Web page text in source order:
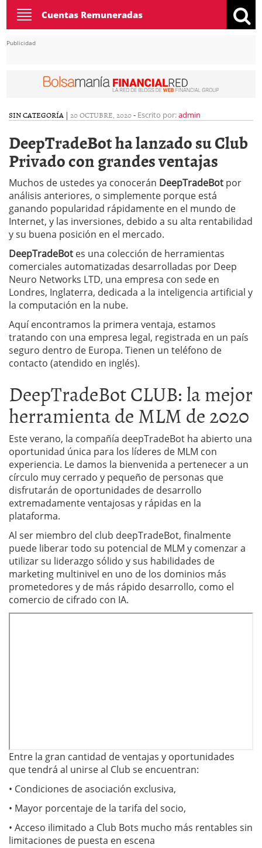
Toggle
navigation
Cuentas Remuneradas
Publicidad
SIN CATEGORÍA | 20 OCTUBRE, 2020- Escrito por:admin
DeepTradeBot ha lanzado su Club
Privado con grandes ventajas
Muchos de ustedes ya conocerán DeepTradeBot por
análisis anteriores, o simplemente porque está
ganando popularidad rápidamente en el mundo de
Internet, y las inversiones, debido a su alta rentabilidad
y su buena posición en el mercado.
DeepTradeBot es una colección de herramientas
comerciales automatizadas desarrolladas por Deep
Neuro Networks LTD, una empresa con sede en
Londres, Inglaterra, dedicada a la inteligencia artificial y
la computación en la nube.
Aquí encontramos la primera ventaja, estamos
tratando con una empresa legal, registrada en un país
seguro dentro de Europa. Tienen un teléfono de
contacto (atendido en inglés).
DeepTradeBot CLUB: la mejor
herramienta de MLM de 2020
Este verano, la compañía deepTradeBot ha abierto una
oportunidad única para los líderes de MLM con
experiencia. Le damos la bienvenida a pertenecer a un
círculo muy cerrado y pequeño de personas que
disfrutarán de oportunidades de desarrollo
extremadamente ventajosas y rápidas en la
plataforma.
Al ser miembro del club deepTradeBot, finalmente
puede liberar todo su potencial de MLM y comenzar a
utilizar su liderazgo sólido y sus habilidades de
marketing multinivel en uno de los dominios más
prometedores y de más rápido desarrollo, como el
comercio de cifrado con IA.
Entre la gran cantidad de ventajas y oportunidades
que tendrá al unirse al Club se encuentran:
• Condiciones de asociación exclusiva,
• Mayor porcentaje de la tarifa del socio,
• Acceso ilimitado a Club Bots mucho más rentables sin
limitaciones de puesta en escena